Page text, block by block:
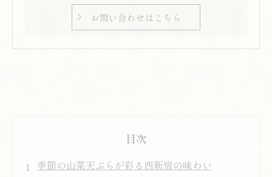
お問い合わせはこちら
目次
季節の山菜天ぷらが彩る西新宿の味わい